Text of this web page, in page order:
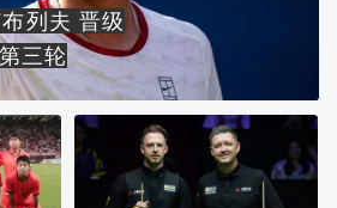
列夫 晋级
三轮